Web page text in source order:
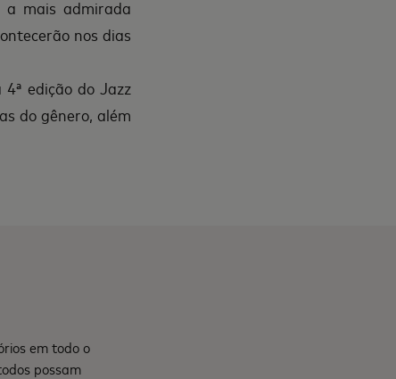
a mais admirada
nos dias
edição do Jazz
do gênero, além
em todo o
possam